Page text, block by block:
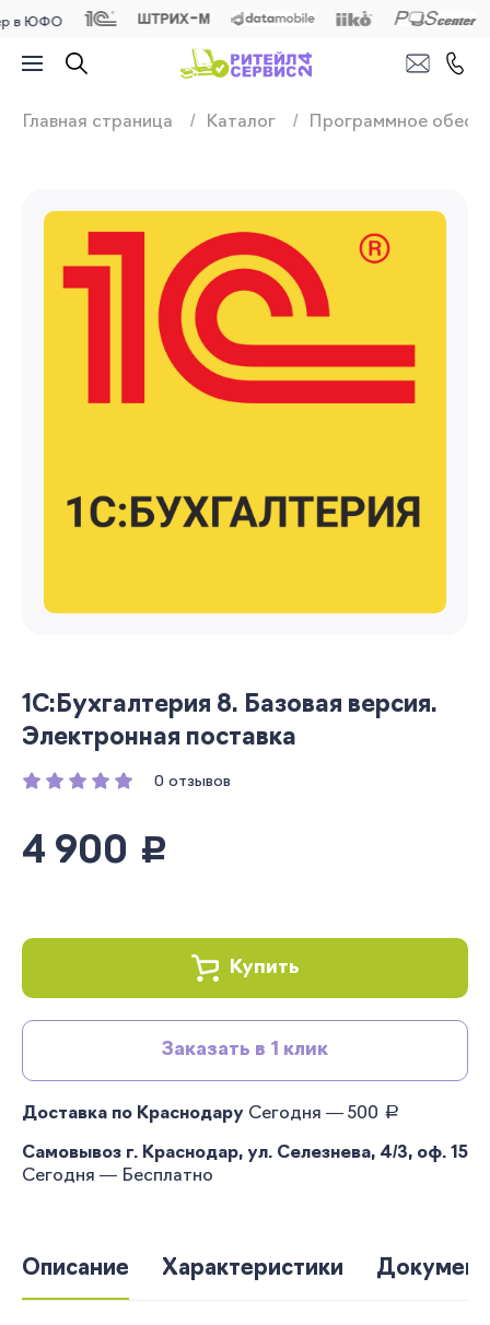
Продажа,
Главная страница Каталог Программное
1С:Бухгалтерия 8. Базовая версия.
Электронная поставка
0 отзывов
4 900 руб.
Купить
Заказать в 1 клик
Доставка по Краснодару Сегодня — 500 руб.
Самовывоз г. Краснодар, ул. Селезнева, 4/3, оф. 15
Сегодня — Бесплатно
Описание Характеристики